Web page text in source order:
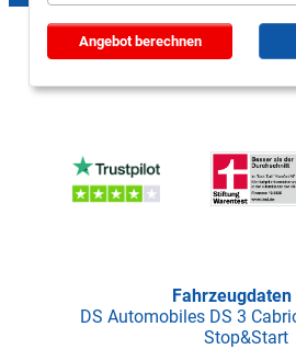
Angebot berechnen
DS Automobiles DS 3
Stop&Start